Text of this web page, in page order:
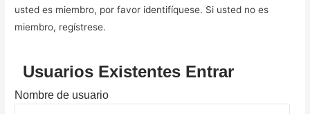
usted es miembro, por favor identifíquese. Si usted no es
miembro, regístrese.
Usuarios Existentes Entrar
Nombre de usuario